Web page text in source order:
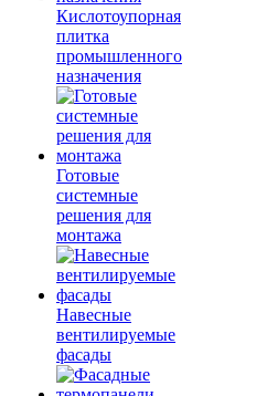
Кислотоупорная
плитка
промышленного
назначения
Готовые
системные
решения для
монтажа
Навесные
вентилируемые
фасады